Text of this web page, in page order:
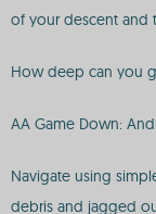
of your descent and
How deep can you
AA Game Down:
Navigate using
debris and jagged